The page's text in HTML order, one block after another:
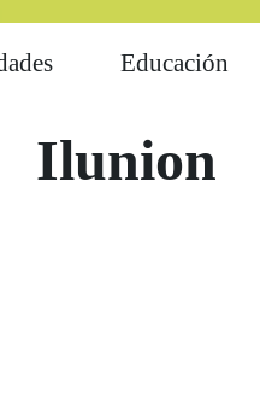
Educación
Ilunion